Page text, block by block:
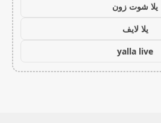
يلا شوت زون
يلا لايف
yalla live